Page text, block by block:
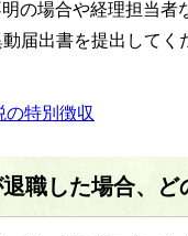
の場合や経理担当
届出書を提出して
の特別徴収
職した場合、ど